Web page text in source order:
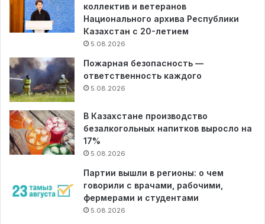
коллектив и ветеранов
Национального архива Республики
Казахстан с 20-летием
5.08.2026
Пожарная безопасность —
ответственность каждого
5.08.2026
В Казахстане производство
безалкогольных напитков выросло на
17%
5.08.2026
Партии вышли в регионы: о чем
говорили с врачами, рабочими,
фермерами и студентами
5.08.2026